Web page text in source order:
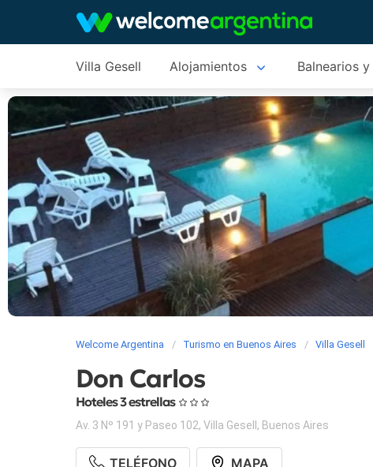
Villa Gesell Alojamientos Balnearios
Welcome Argentina Turismo en Buenos Aires Villa Gesell
Don Carlos
Hoteles 3 estrellas
Av. 3 Nº 191 y Paseo 102, Villa Gesell , Buenos Aires
TELÉFONO MAPA